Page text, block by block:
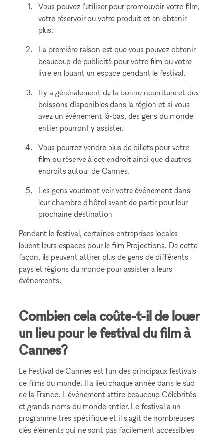
Vous pouvez l'utiliser pour promouvoir votre film,
votre réservoir ou votre produit et en obtenir
plus.
La première raison est que vous pouvez obtenir
beaucoup de publicité pour votre film ou votre
livre en louant un espace pendant le festival.
Il y a généralement de la bonne nourriture et des
boissons disponibles dans la région et si vous
avez un événement là-bas, des gens du monde
entier pourront y assister.
Vous pourrez vendre plus de billets pour votre
film ou réserve à cet endroit ainsi que d'autres
endroits autour de Cannes.
Les gens voudront voir votre événement dans
leur chambre d'hôtel avant de partir pour leur
prochaine destination
Pendant le festival, certaines entreprises locales
louent leurs espaces pour le film Projections. De cette
façon, ils peuvent attirer plus de gens de différents
pays et régions du monde pour assister à leurs
événements.
Combien cela coûte-t-il de louer
un lieu pour le festival du film à
Cannes?
Le Festival de Cannes est l'un des principaux festivals
de films du monde. Il a lieu chaque année dans le sud
de la France. L'événement attire beaucoup Célébrités
et grands noms du monde entier. Le festival a un
programme très spécifique et il s'agit de nombreuses
clés éléments qui ne sont pas facilement accessibles